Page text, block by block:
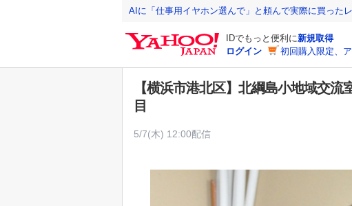
AIに「仕事用イヤホン選んで」と頼んで実際に買った
IDでもっと便利に新規取得
ログイン
初回購入限定、
【横浜市港北区】北綱島小地域交
目
5/7(木) 12:00配信